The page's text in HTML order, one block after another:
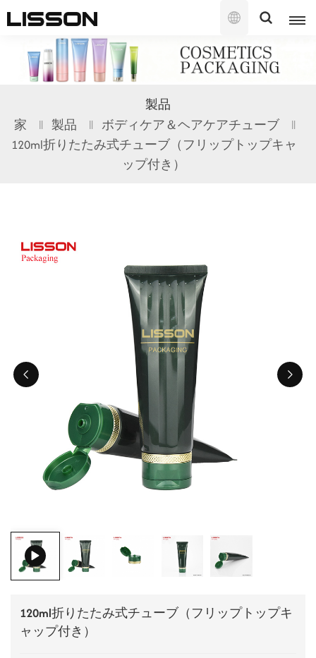
語
English
français
русский
日本語
한국의
ไทย
Tiếng việt
中文
製品
家 製品
ボディケア＆ヘアケアチューブ
120ml折りたたみ式チューブ（フリップトップキャ
ップ付き）
120ml折りたたみ式チューブ（フリップトップキ
ャップ付き）